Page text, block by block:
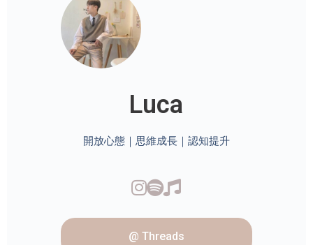
Luca
開放心態｜思維成長｜認知提升
@ Threads